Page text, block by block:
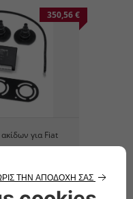
350,56 €
για Fiat